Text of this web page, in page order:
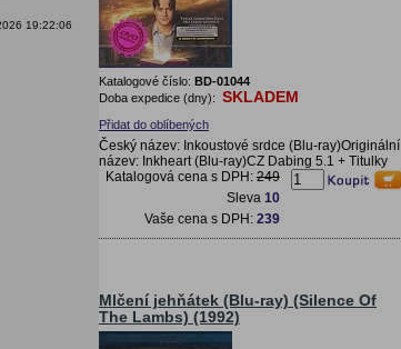
19:22:06
Katalogové číslo: BD-01044
Doba expedice (dny): SKLADEM
Přidat do oblíbených
Český název: Inkoustové srdce (Blu-ray)Originální
název: Inkheart (Blu-ray)CZ Dabing 5.1 + Titulky
Katalogová cena s DPH: 249
Sleva 10
Vaše cena s DPH: 239
Mlčení jehňátek (Blu-ray) (Silence Of
The Lambs) (1992)